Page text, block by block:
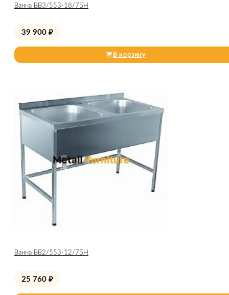
Ванна ВВ3/553-18/7БН
39 900 ₽
В корзину
Ванна ВВ2/553-12/7БН
25 760 ₽